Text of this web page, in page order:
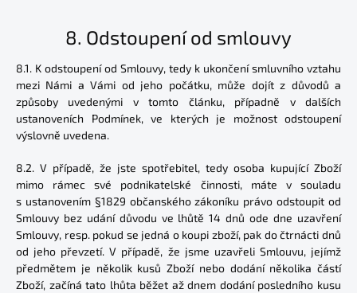
8. Odstoupení od smlouvy
8.1. K odstoupení od Smlouvy, tedy k ukončení smluvního vztahu
mezi Námi a Vámi od jeho počátku, může dojít z důvodů a
způsoby uvedenými v tomto článku, případně v dalších
ustanoveních Podmínek, ve kterých je možnost odstoupení
výslovně uvedena.
8.2. V případě, že jste spotřebitel, tedy osoba kupující Zboží
mimo rámec své podnikatelské činnosti, máte v souladu
s ustanovením §1829 občanského zákoníku právo odstoupit od
Smlouvy bez udání důvodu ve lhůtě 14 dnů ode dne uzavření
Smlouvy, resp. pokud se jedná o koupi zboží, pak do čtrnácti dnů
od jeho převzetí. V případě, že jsme uzavřeli Smlouvu, jejímž
předmětem je několik kusů Zboží nebo dodání několika částí
Zboží, začíná tato lhůta běžet až dnem dodání posledního kusu